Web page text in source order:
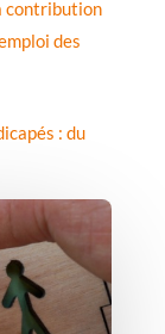
contribution
des
: du